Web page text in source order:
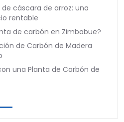
cáscara de arroz: una
rentable
de carbón en Zimbabue?
de Carbón de Madera
una Planta de Carbón de